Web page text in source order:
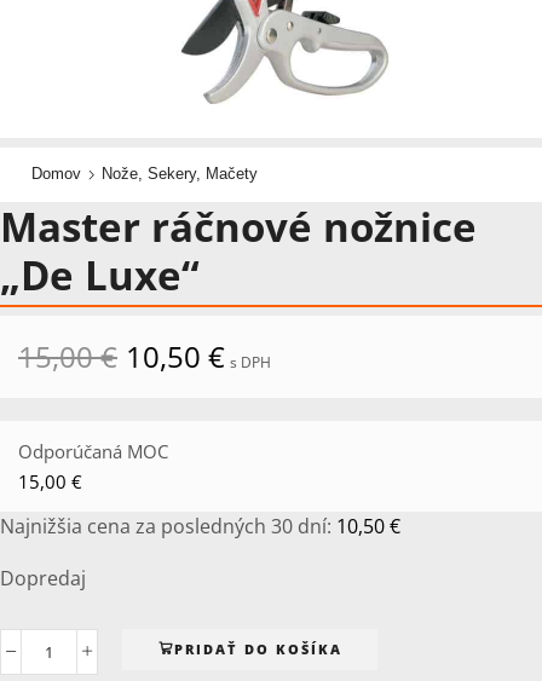
Domov Nože, Sekery, Mačety
Master ráčnové nožnice
„De Luxe“
15,00€ Pôvodná
cena
10,50 €Aktuálna
s DPH
Odporúčaná MOC
15,00 €
Najnižšia cena za posledných 30 dní: 10,50€
Dopredaj
množstvo
PRIDAŤ DO KOŠÍKA